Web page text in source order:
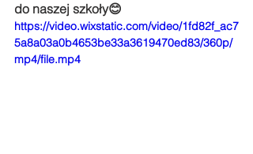
do naszej szkoły😊
https://video.wixstatic.com/video/1fd82f_ac7
5a8a03a0b4653be33a3619470ed83/360p/
mp4/file.mp4